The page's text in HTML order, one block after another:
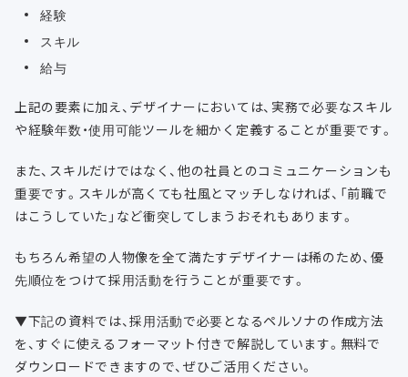
経験
スキル
給与
上記の要素に加え、デザイナーにおいては、実務で必要なスキル
や経験年数・使用可能ツールを細かく定義することが重要です。
また、スキルだけではなく、他の社員とのコミュニケーションも
重要です。スキルが高くても社風とマッチしなければ、「前職で
はこうしていた」など衝突してしまうおそれもあります。
もちろん希望の人物像を全て満たすデザイナーは稀のため、優
先順位をつけて採用活動を行うことが重要です。
▼下記の資料では、採用活動で必要となるペルソナの作成方法
を、すぐに使えるフォーマット付きで解説しています。無料で
ダウンロードできますので、ぜひご活用ください。